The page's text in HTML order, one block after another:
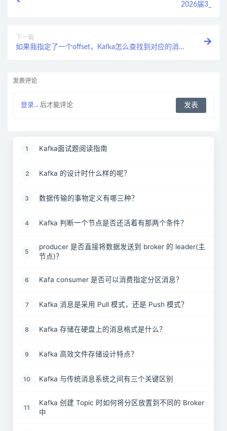
2026届3_
下一篇
如果我指定了一个offset，Kafka怎么查找到对应的消
发表评论
登录... 后才能评论
1 Kafka面试题阅读指南
2 Kafka 的设计时什么样的呢？
3 数据传输的事物定义有哪三种？
4 Kafka 判断一个节点是否还活着有那两个条件？
5
producer 是否直接将数据发送到 broker 的 leader(主
节点)？
6 Kafa consumer 是否可以消费指定分区消息？
7 Kafka 消息是采用 Pull 模式，还是 Push 模式？
8 Kafka 存储在硬盘上的消息格式是什么？
9 Kafka 高效文件存储设计特点？
10 Kafka 与传统消息系统之间有三个关键区别
11
Kafka 创建 Topic 时如何将分区放置到不同的 Broker
中